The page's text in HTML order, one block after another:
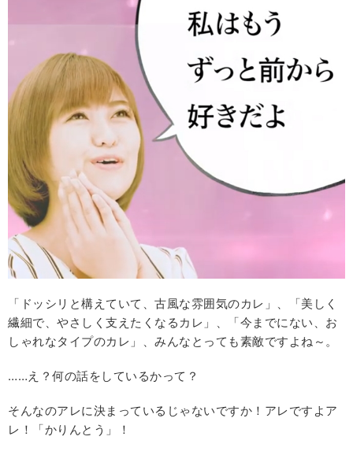
「ドッシリと構えていて、古風な雰囲気のカレ」、「美しく
繊細で、やさしく支えたくなるカレ」、「今までにない、お
しゃれなタイプのカレ」、みんなとっても素敵ですよね～。
……え？何の話をしているかって？
そんなのアレに決まっているじゃないですか！アレですよア
レ！「かりんとう」！